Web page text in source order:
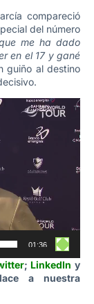
compareció
del número
me ha dado
en el 17 y gané
guiño al destino
01:36
; LinkedIn y
a nuestra